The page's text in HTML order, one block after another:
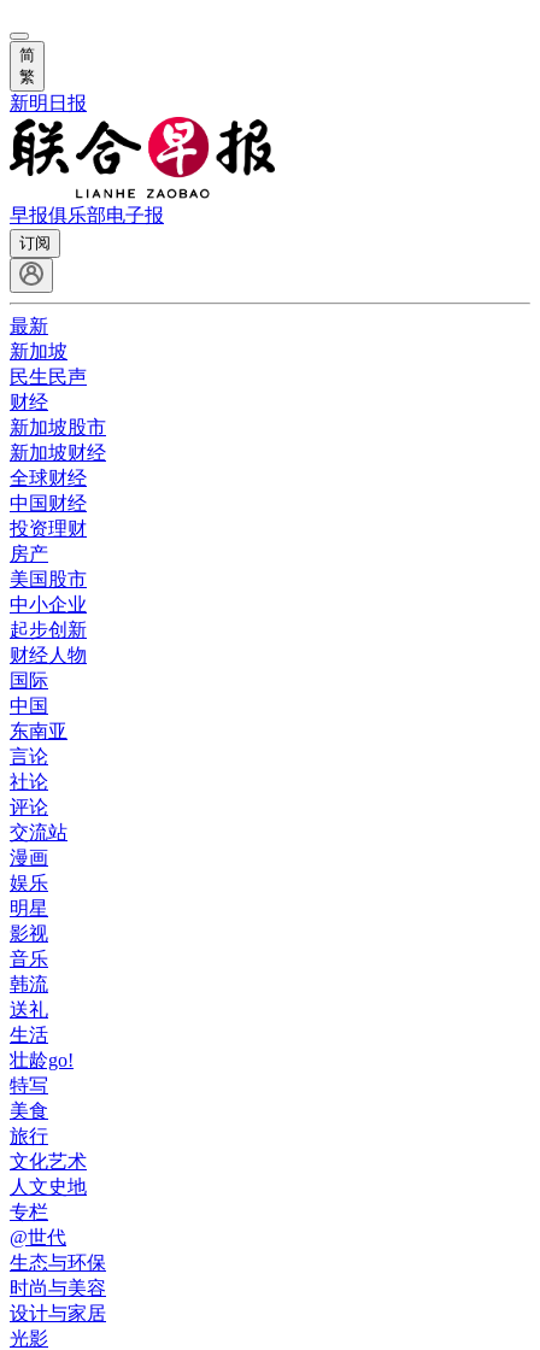
简
繁
新明日报
早报俱乐部电子报
订阅
最新
新加坡
民生民声
财经
新加坡股市
新加坡财经
全球财经
中国财经
投资理财
房产
美国股市
中小企业
起步创新
财经人物
国际
中国
东南亚
言论
社论
评论
交流站
漫画
娱乐
明星
影视
音乐
韩流
送礼
生活
壮龄go!
特写
美食
旅行
文化艺术
人文史地
专栏
@世代
生态与环保
时尚与美容
设计与家居
光影